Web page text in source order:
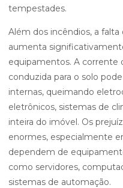
tempestades.
Além dos incêndios, a falta
aumenta
equipamentos. A corrente
conduzida para o solo
internas, queimando
eletrônicos, sistemas de
inteira do imóvel. Os
enormes, especialmente
dependem de
como servidores,
sistemas de automação.